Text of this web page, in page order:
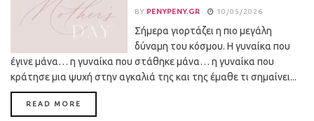
BY PENYPENY.GR 10/05/2026
Σήμερα γιορτάζει η πιο μεγάλη
δύναμη του κόσμου. Η γυναίκα που
έγινε μάνα… η γυναίκα που στάθηκε μάνα… η γυναίκα που
κράτησε μια ψυχή στην αγκαλιά της και της έμαθε τι σημαίνει...
READ MORE